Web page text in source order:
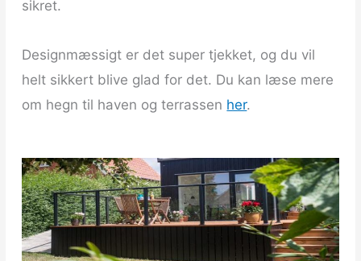
sikret.
Designmæssigt er det super tjekket, og du vil
helt sikkert blive glad for det. Du kan læse mere
om hegn til haven og terrassen her.